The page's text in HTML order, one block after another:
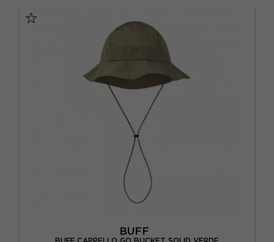
BUFF